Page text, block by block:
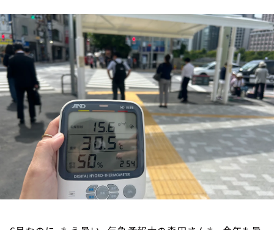
お知らせ
イベント・グッズ
YouTube
会社情報